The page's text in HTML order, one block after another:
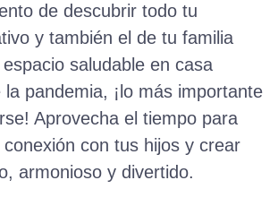
de descubrir todo tu
y también el de tu familia
saludable en casa
pandemia, ¡lo más importante
Aprovecha el tiempo para
con tus hijos y crear
armonioso y divertido.